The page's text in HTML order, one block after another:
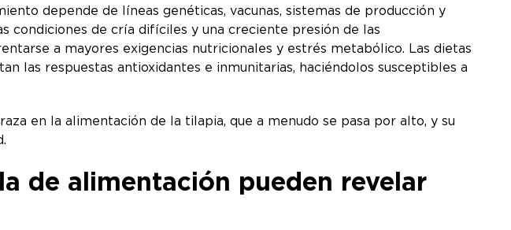
depende de líneas genéticas, vacunas, sistemas de producción y
condiciones de cría difíciles y una creciente presión de las
a mayores exigencias nutricionales y estrés metabólico. Las dietas
las respuestas antioxidantes e inmunitarias, haciéndolos susceptibles a
en la alimentación de la tilapia, que a menudo se pasa por alto, y su
de alimentación pueden revelar